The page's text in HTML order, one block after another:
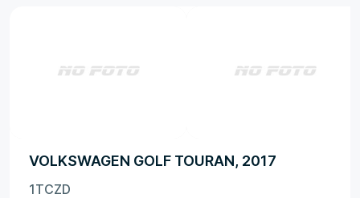
VOLKSWAGEN GOLF TOURAN, 2017
1TCZD